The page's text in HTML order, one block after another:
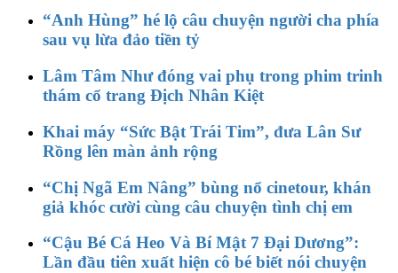
“Anh Hùng” hé lộ câu chuyện người cha phía
sau vụ lừa đảo tiền tỷ
Lâm Tâm Như đóng vai phụ trong phim trinh
thám cổ trang Địch Nhân Kiệt
Khai máy “Sức Bật Trái Tim”, đưa Lân Sư
Rồng lên màn ảnh rộng
“Chị Ngã Em Nâng” bùng nổ cinetour, khán
giả khóc cười cùng câu chuyện tình chị em
“Cậu Bé Cá Heo Và Bí Mật 7 Đại Dương”:
Lần đầu tiên xuất hiện cô bé biết nói chuyện